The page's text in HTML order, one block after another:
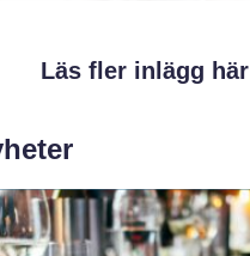
Läs fler inlägg här